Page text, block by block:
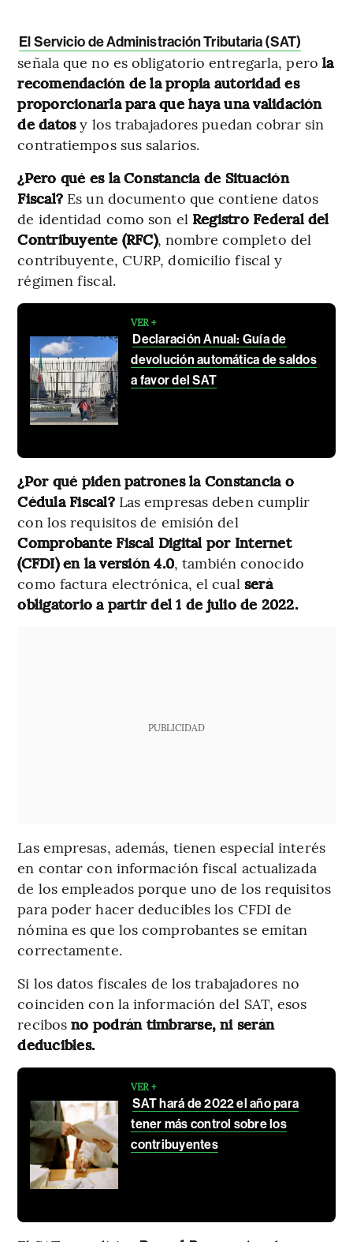
El Servicio de Administración Tributaria (SAT)
señala que no es obligatorio entregarla, pero la
recomendación de la propia autoridad es
proporcionarla para que haya una validación
de datosy los trabajadores puedan cobrar sin
contratiempos sus salarios.
¿Pero qué es la Constancia de Situación
Fiscal? Es un documento que contiene datos
de identidad como son el Registro Federal del
Contribuyente (RFC), nombre completo del
contribuyente, CURP, domicilio fiscal y
régimen fiscal.
VER +
Declaración Anual: Guía de
devolución automática de saldos
a favor del SAT
¿Por qué piden patrones la Constancia o
Cédula Fiscal?Las empresas deben cumplir
con los requisitos de emisión del
Comprobante Fiscal Digital por Internet
(CFDI) en la versión 4.0, también conocido
como factura electrónica, el cual será
obligatorio a partir del 1 de julio de 2022.
PUBLICIDAD
Las empresas, además, tienen especial interés
en contar con información fiscal actualizada
de los empleados porque uno de los requisitos
para poder hacer deducibles los CFDI de
nómina es que los comprobantes se emitan
correctamente.
Si los datos fiscales de los trabajadores no
coinciden con la información del SAT, esos
recibosno podrán timbrarse, ni serán
deducibles.
VER +
SAT hará de 2022 el año para
tener más control sobre los
contribuyentes